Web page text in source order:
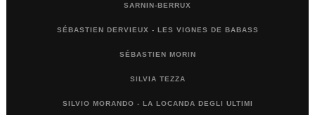
SARNIN-BERRUX
SÉBASTIEN DERVIEUX - LES VIGNES DE BABASS
SÉBASTIEN MORIN
SILVIA TEZZA
SILVIO MORANDO - LA LOCANDA DEGLI ULTIMI